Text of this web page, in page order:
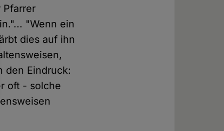
Pfarrer
"Wenn ein
dies auf ihn
den Eindruck:
oft - solche